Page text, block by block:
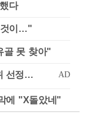
다
것이…"
골 못 찾아"
에 "X돌았네"